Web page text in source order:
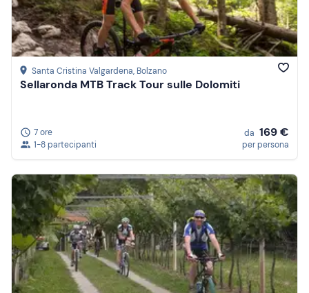
Santa Cristina Valgardena, Bolzano
Sellaronda MTB Track Tour sulle Dolomiti
7 ore
1-8 partecipanti
da 169 €
per persona